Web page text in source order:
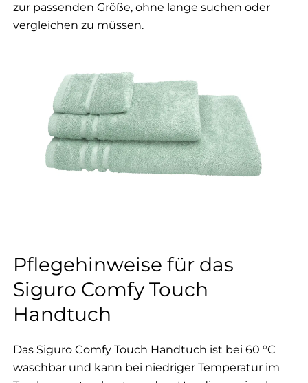
zur passenden Größe, ohne lange suchen oder
vergleichen zu müssen.
Pflegehinweise für das
Siguro Comfy Touch
Handtuch
Das Siguro Comfy Touch Handtuch ist bei 60 °C
waschbar und kann bei niedriger Temperatur im